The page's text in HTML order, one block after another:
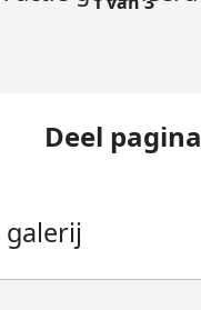
Deel pagina
galerij